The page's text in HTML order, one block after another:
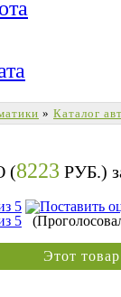
» Каталог
(8223 РУБ.)
Этот